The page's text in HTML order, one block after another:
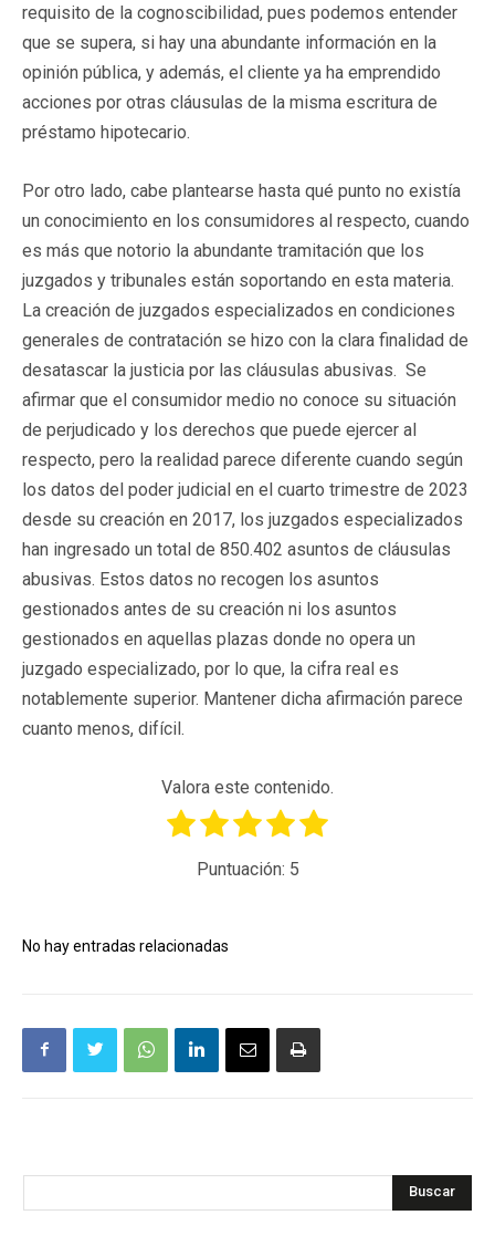
requisito de la cognoscibilidad, pues podemos entender
que se supera, si hay una abundante información en la
opinión pública, y además, el cliente ya ha emprendido
acciones por otras cláusulas de la misma escritura de
préstamo hipotecario.
Por otro lado, cabe plantearse hasta qué punto no existía
un conocimiento en los consumidores al respecto, cuando
es más que notorio la abundante tramitación que los
juzgados y tribunales están soportando en esta materia.
La creación de juzgados especializados en condiciones
generales de contratación se hizo con la clara finalidad de
desatascar la justicia por las cláusulas abusivas. Se
afirmar que el consumidor medio no conoce su situación
de perjudicado y los derechos que puede ejercer al
respecto, pero la realidad parece diferente cuando según
los datos del poder judicial en el cuarto trimestre de 2023
desde su creación en 2017, los juzgados especializados
han ingresado un total de 850.402 asuntos de cláusulas
abusivas. Estos datos no recogen los asuntos
gestionados antes de su creación ni los asuntos
gestionados en aquellas plazas donde no opera un
juzgado especializado, por lo que, la cifra real es
notablemente superior. Mantener dicha afirmación parece
cuanto menos, difícil.
Valora este contenido.
Puntuación: 5
No hay entradas relacionadas
Buscar